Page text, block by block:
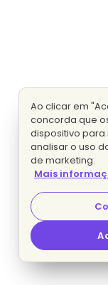
Ao clicar em
concorda que
dispositivo
analisar o uso
de marketing.
Mais